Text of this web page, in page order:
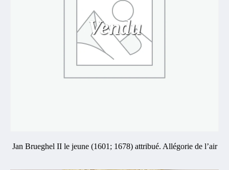
Vendu
Jan Brueghel II le jeune (1601; 1678) attribué. Allégorie de l’air